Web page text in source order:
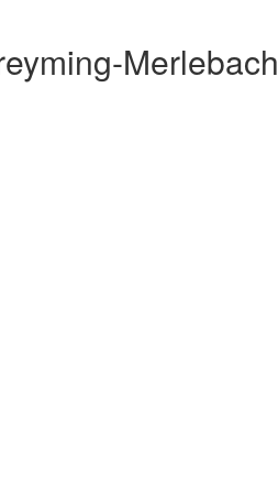
Merlebach